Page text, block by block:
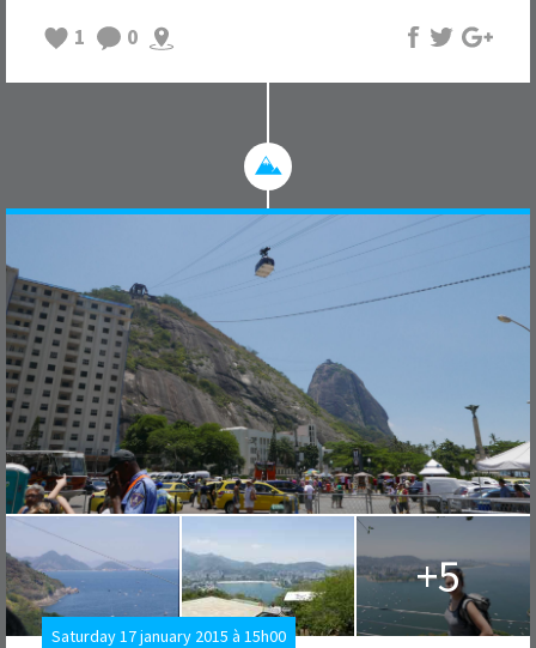
1
0
+5
Saturday 17 january 2015 à 15h00